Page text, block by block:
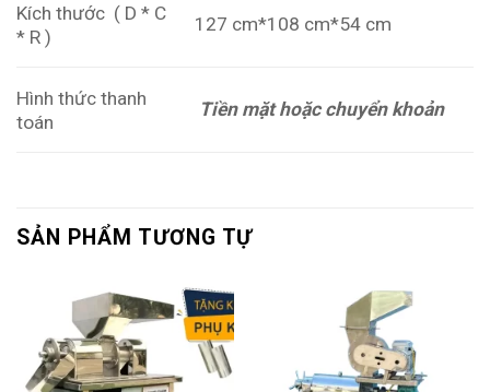
Kích thước ( D * C
* R )
127 cm*108 cm*54 cm
Hình thức thanh
toán
Tiền mặt hoặc chuyển khoản
SẢN PHẨM TƯƠNG TỰ